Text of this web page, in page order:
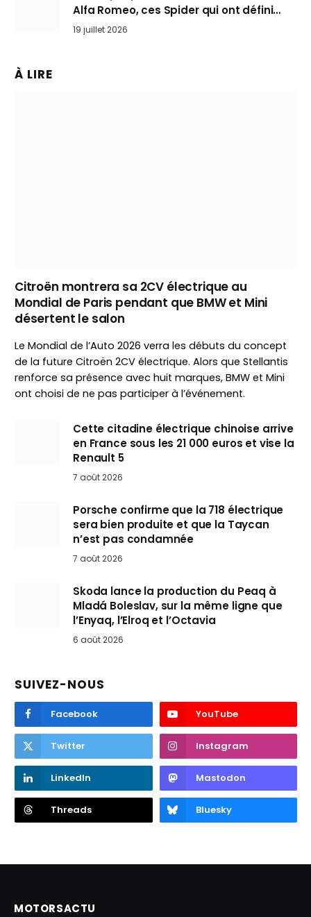
Alfa Romeo, ces Spider qui ont défini
l’art de rouler cheveux au vent
19 juillet 2026
À LIRE
Citroën montrera sa 2CV électrique au
Mondial de Paris pendant que BMW et Mini
désertent le salon
Le Mondial de l’Auto 2026 verra les débuts du concept
de la future Citroën 2CV électrique. Alors que Stellantis
renforce sa présence avec huit marques, BMW et Mini
ont choisi de ne pas participer à l’événement.
Cette citadine électrique chinoise arrive
en France sous les 21 000 euros et vise la
Renault 5
7 août 2026
Porsche confirme que la 718 électrique
sera bien produite et que la Taycan
n’est pas condamnée
7 août 2026
Skoda lance la production du Peaq à
Mladá Boleslav, sur la même ligne que
l’Enyaq, l’Elroq et l’Octavia
6 août 2026
SUIVEZ-NOUS
Facebook YouTube
Twitter Instagram
LinkedIn Mastodon
Threads Bluesky
MOTORSACTU